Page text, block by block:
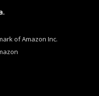
of Amazon Inc.